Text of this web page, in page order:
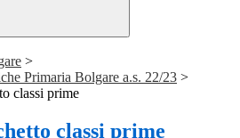
>
Primaria Bolgare a.s. 22/23 >
classi prime
classi prime